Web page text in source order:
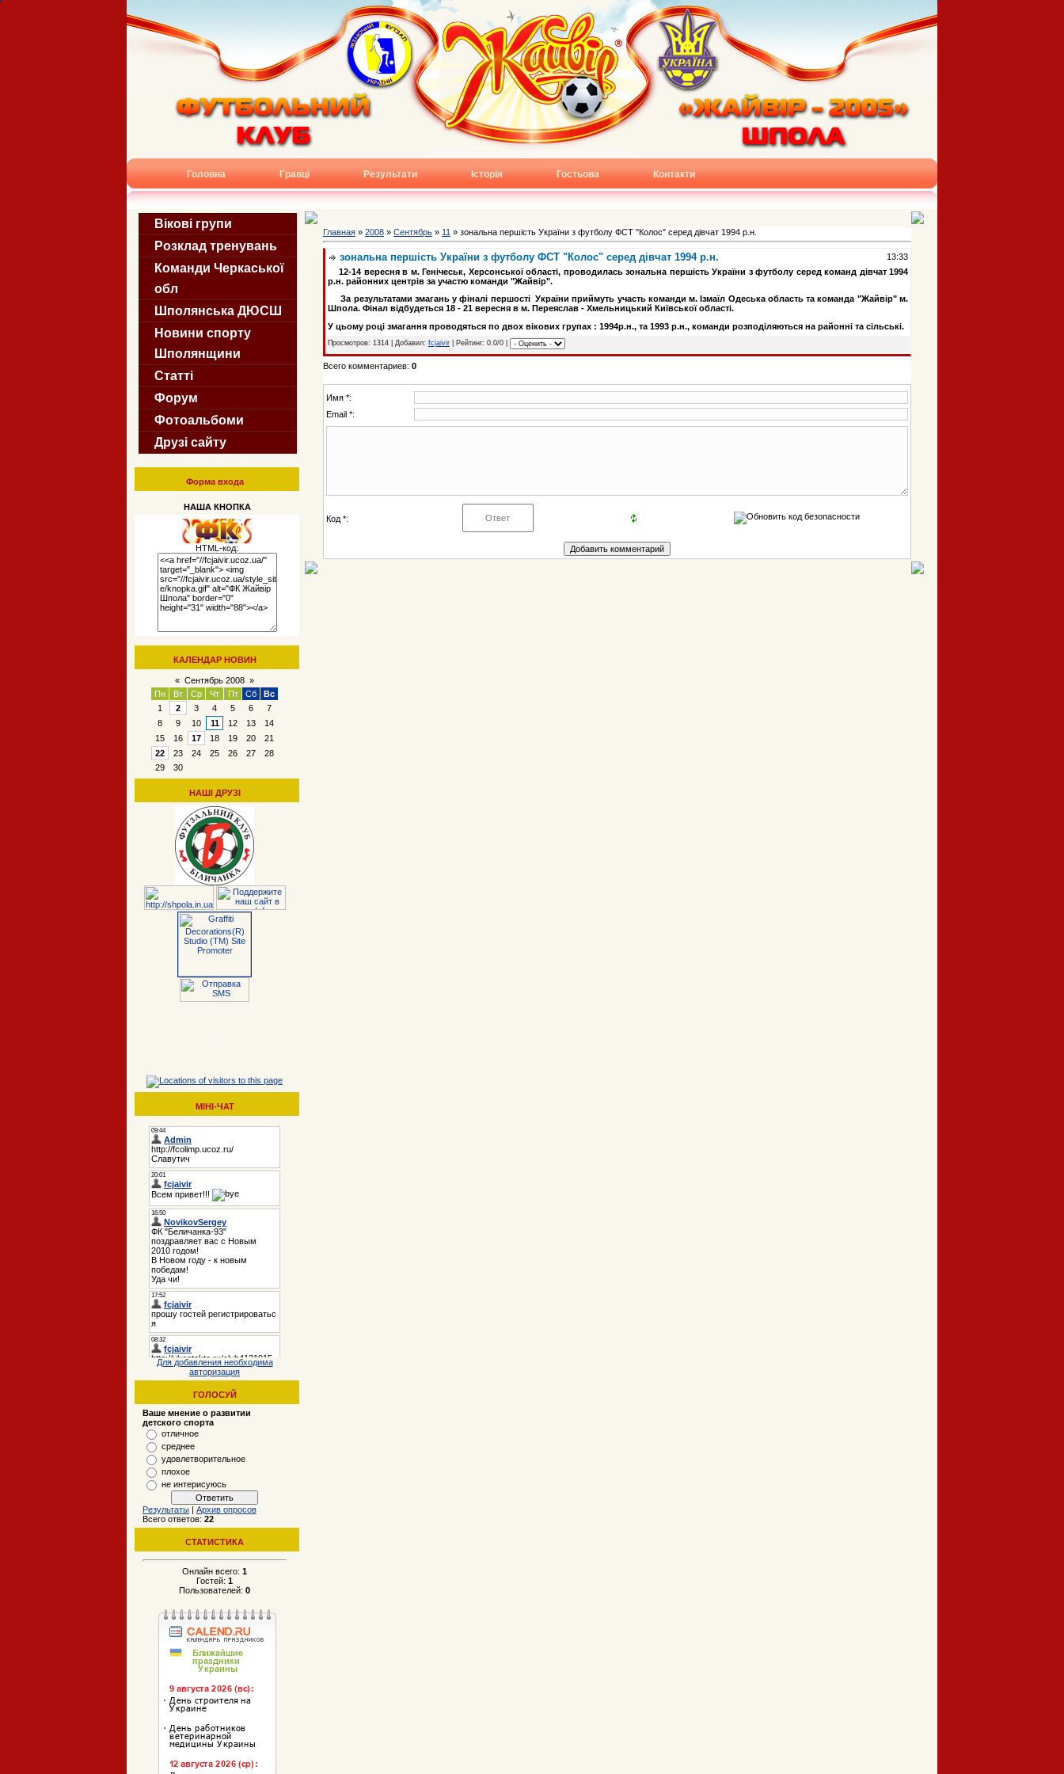
Головна Гравці Результати Історія Гостьова Контакти
Вікові групи
Розклад тренувань
Команди Черкаської
обл
Шполянська ДЮСШ
Новини спорту
Шполянщини
Статті
Форум
Фотоальбоми
Друзі сайту
Форма входа
НАША КНОПКА
HTML-код:
КАЛЕНДАР НОВИН
« Сентябрь 2008 »
Пн
Вт Ср Чт Пт Сб
Вс
1
2 3 4 5 6
7
8
9 10 11 12 13
14
15
16 17 18 19 20
21
22
23 24 25 26 27
28
29
30
НАШІ ДРУЗІ
МІНІ-ЧАТ
Для добавления необходима
авторизация
ГОЛОСУЙ
Ваше мнение о развитии
детского спорта
отличное
среднее
удовлетворительное
плохое
не интерисуюсь
Результаты | Архив опросов
Всего ответов: 22
СТАТИСТИКА
Онлайн всего: 1
Гостей: 1
Пользователей: 0
Главная » 2008 » Сентябрь » 11 » зональна першість України з футболу ФСТ "Колос" серед дівчат 1994 р.н.
зональна першість України з футболу ФСТ "Колос" серед дівчат 1994 р.н.
13:33
12-14 вересня в м. Генічеськ, Херсонської області, проводилась зональна першість України з футболу серед команд дівчат 1994
р.н. районних центрів за участю команди "Жайвір".
За результатами змагань у фіналі першості України приймуть участь команди м. Ізмаїл Одеська область та команда "Жайвір" м.
Шпола. Фінал відбудеться 18 - 21 вересня в м. Переяслав - Хмельницький Київської області.
У цьому році змагання проводяться по двох вікових групах : 1994р.н., та 1993 р.н., команди розподіляються на районні та сільські.
Просмотров: 1314 | Добавил: fcjaivir | Рейтинг: 0.0/0 |
Всего комментариев: 0
Имя *:
Email *:
Код *: